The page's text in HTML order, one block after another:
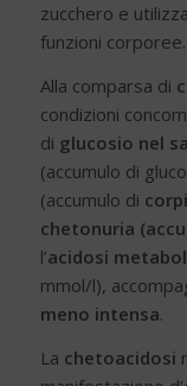
zucchero e
funzioni corporee.
Alla comparsa di
condizioni
di glucosio nel
(accumulo di
(accumulo di
chetonuria
l’acidosi
mmol/l),
meno intensa.
La chetoacidosi